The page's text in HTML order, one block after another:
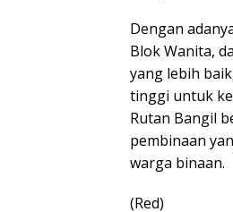
Dengan
Blok Wanita,
yang lebih
tinggi untuk
Rutan Bangil
pembinaan
warga binaan.
(Red)